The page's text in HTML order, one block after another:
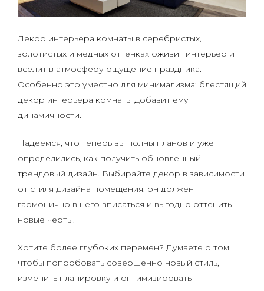
Декор интерьера комнаты в серебристых,
золотистых и медных оттенках оживит интерьер и
вселит в атмосферу ощущение праздника.
Особенно это уместно для минимализма: блестящий
декор интерьера комнаты добавит ему
динамичности.
Надеемся, что теперь вы полны планов и уже
определились, как получить обновленный
трендовый дизайн. Выбирайте декор в зависимости
от стиля дизайна помещения: он должен
гармонично в него вписаться и выгодно оттенить
новые черты.
Хотите более глубоких перемен? Думаете о том,
чтобы попробовать совершенно новый стиль,
изменить планировку и оптимизировать